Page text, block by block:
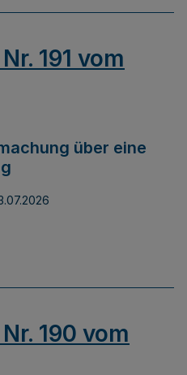
191 vom
über eine
190 vom